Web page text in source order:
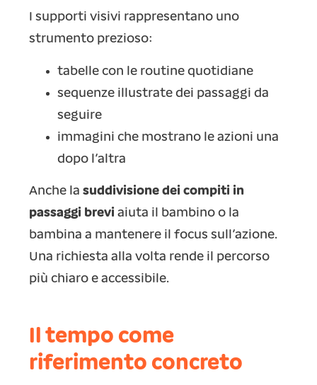
I supporti visivi rappresentano uno
strumento prezioso:
tabelle con le routine quotidiane
sequenze illustrate dei passaggi da
seguire
immagini che mostrano le azioni una
dopo l’altra
Anche la suddivisione dei compiti in
passaggi brevi aiuta il bambino o la
bambina a mantenere il focus sull’azione.
Una richiesta alla volta rende il percorso
più chiaro e accessibile.
Il tempo come
riferimento concreto